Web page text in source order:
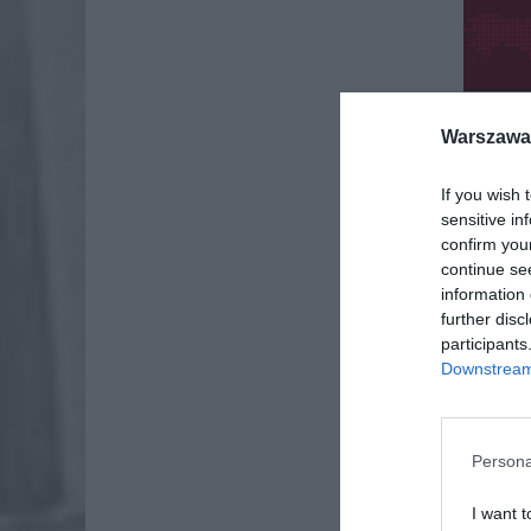
If you wish
sensitive
confirm
continue
information
further
I want